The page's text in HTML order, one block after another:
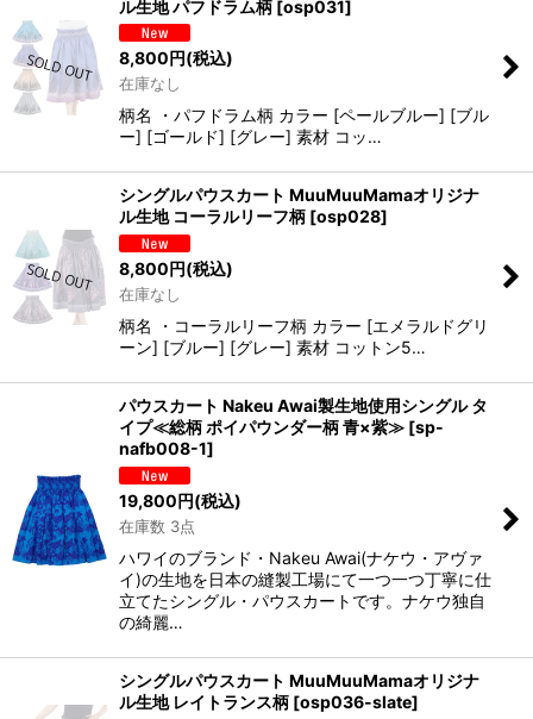
ル生地 パフドラム柄 [osp031]
8,800円(税込)
在庫なし
柄名 ・パフドラム柄 カラー [ペールブルー] [ブル
ー] [ゴールド] [グレー] 素材 コッ…
シングルパウスカート MuuMuuMamaオリジナ
ル生地 コーラルリーフ柄 [osp028]
8,800円(税込)
在庫なし
柄名 ・コーラルリーフ柄 カラー [エメラルドグリ
ーン] [ブルー] [グレー] 素材 コットン5…
パウスカート Nakeu Awai製生地使用シングル タ
イプ≪総柄 ポイパウンダー柄 青×紫≫ [sp-
nafb008-1]
19,800円(税込)
在庫数 3点
ハワイのブランド・Nakeu Awai(ナケウ・アヴァ
イ)の生地を日本の縫製工場にて一つ一つ丁寧に仕
立てたシングル・パウスカートです。ナケウ独自
の綺麗…
シングルパウスカート MuuMuuMamaオリジナ
ル生地 レイトランス柄 [osp036-slate]